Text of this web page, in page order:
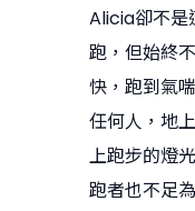
Alicia卻不是
跑，但始終
快，跑到氣
任何人，地
上跑步的燈
跑者也不足